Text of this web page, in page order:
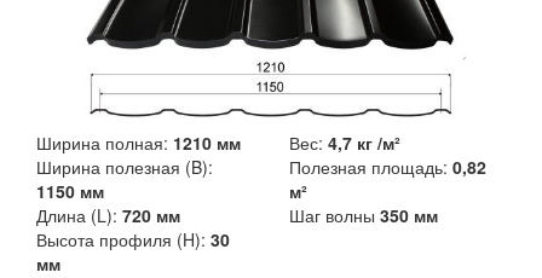
Ширина полная: 1210 мм
Ширина полезная (B):
1150 мм
Длина (L): 720 мм
Высота профиля (H): 30
мм
Вес: 4,7 кг /м²
Полезная площадь: 0,82
м²
Шаг волны 350 мм